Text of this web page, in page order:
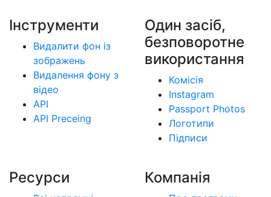
Інструменти
Видалити фон із
зображень
Видалення фону з
відео
API
API Preceing
Один засіб,
безповоротне
використання
Комісія
Instagram
Passport Photos
Логотипи
Підписи
Ресурси Компанія